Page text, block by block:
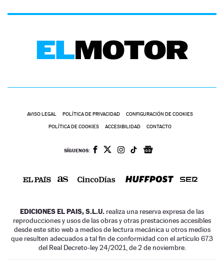
AVISO LEGAL POLÍTICA DE PRIVACIDAD CONFIGURACIÓN DE COOKIES
POLÍTICA DE COOKIES ACCESIBILIDAD CONTACTO
SÍGUENOS:
EDICIONES EL PAIS, S.L.U. realiza una reserva expresa de las
reproducciones y usos de las obras y otras prestaciones accesibles
desde este sitio web a medios de lectura mecánica u otros medios
que resulten adecuados a tal fin de conformidad con el artículo 67.3
del Real Decreto-ley 24/2021, de 2 de noviembre.